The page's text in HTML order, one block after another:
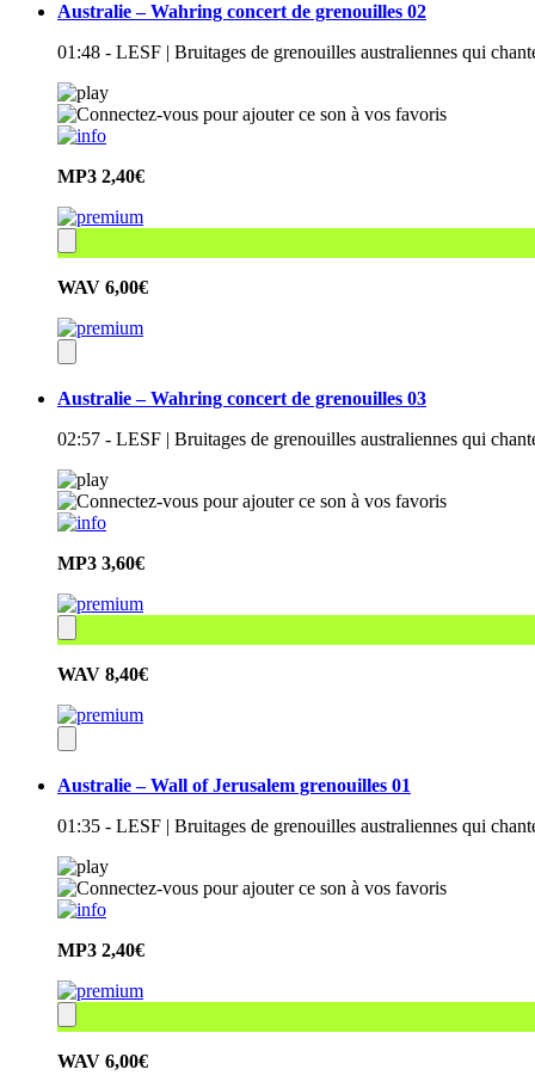
Australie – Wahring concert de grenouilles 02
01:48 - LESF | Bruitages de grenouilles australiennes qui
MP3 2,40€
WAV 6,00€
Australie – Wahring concert de grenouilles 03
02:57 - LESF | Bruitages de grenouilles australiennes qui
MP3 3,60€
WAV 8,40€
Australie – Wall of Jerusalem grenouilles 01
01:35 - LESF | Bruitages de grenouilles australiennes qui
MP3 2,40€
WAV 6,00€